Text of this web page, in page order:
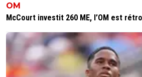
OM
McCourt investit 260 ME, l’OM est